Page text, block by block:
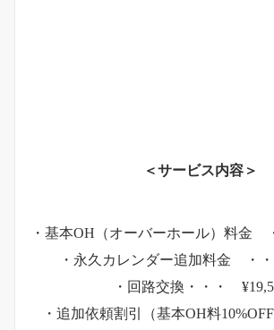
＜サービス内容＞
・基本OH（オーバーホール）料金
・永久カレンダー追加料金 ・
・回路交換・・・
・追加依頼割引（基本OH料